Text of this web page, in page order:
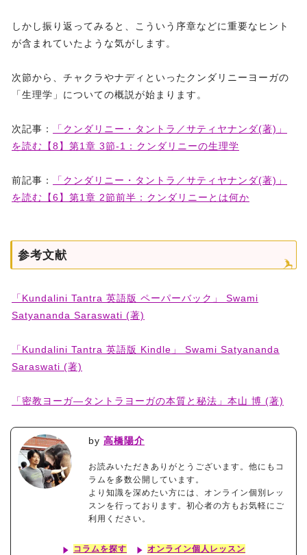
しかし振り返ってみると、こういう序章などに重要なヒント
が含まれていたような気がします。
次節から、チャクラやナディといったクンダリニーヨーガの
「生理学」についての概説が始まります。
次記事：
「クンダリニー・タントラ／サティヤナンダ(著)」
を読む【8】第1章 3節-1：クンダリニーの生理学
前記事：
「クンダリニー・タントラ／サティヤナンダ(著)」
を読む【6】第1章 2節前半：クンダリニーとは何か
参考文献
「Kundalini Tantra 英語版 ペーパーバック」 Swami
Satyananda Saraswati (著)
「Kundalini Tantra 英語版 Kindle」 Swami Satyananda
Saraswati (著)
「密教ヨーガ―タントラヨーガの本質と秘法」本山 博 (著)
by 高橋陽介
お読みいただきありがとうございます。他にもコ
ラムを多数公開しています。
より知識を深めたい方には、オンライン個別レッ
スンを行っております。初心者の方もお気軽にご
利用ください。
コラムを探す オンライン個人レッスン